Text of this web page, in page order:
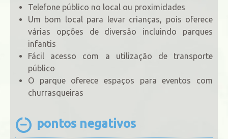
Telefone público no local ou proximidades
Um bom local para levar crianças, pois oferece
várias opções de diversão incluindo parques
infantis
Fácil acesso com a utilização de transporte
público
O parque oferece espaços para eventos com
churrasqueiras
pontos negativos